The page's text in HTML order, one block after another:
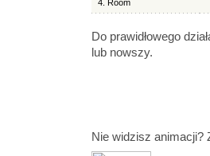
4. Room
Do prawidłowego
lub nowszy.
Nie widzisz animacji?